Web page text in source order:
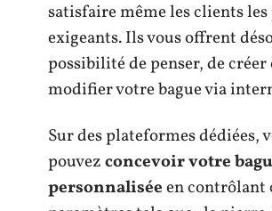
satisfaire même les clients
exigeants. Ils vous offrent
possibilité de penser, de créer
modifier votre bague via
Sur des plateformes dédiées,
pouvezconcevoir votre
personnaliséeen contrôlant